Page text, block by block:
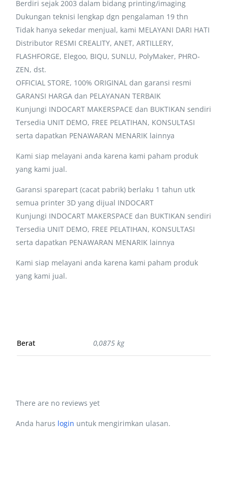
Berdiri sejak 2003 dalam bidang printing/imaging
Dukungan teknisi lengkap dgn pengalaman 19 thn
Tidak hanya sekedar menjual, kami MELAYANI DARI HATI
Distributor RESMI CREALITY, ANET, ARTILLERY,
FLASHFORGE, Elegoo, BIQU, SUNLU, PolyMaker, PHRO-
ZEN, dst.
OFFICIAL STORE, 100% ORIGINAL dan garansi resmi
GARANSI HARGA dan PELAYANAN TERBAIK
Kunjungi INDOCART MAKERSPACE dan BUKTIKAN sendiri
Tersedia UNIT DEMO, FREE PELATIHAN, KONSULTASI
serta dapatkan PENAWARAN MENARIK lainnya
Kami siap melayani anda karena kami paham produk
yang kami jual.
Garansi sparepart (cacat pabrik) berlaku 1 tahun utk
semua printer 3D yang dijual INDOCART
Kunjungi INDOCART MAKERSPACE dan BUKTIKAN sendiri
Tersedia UNIT DEMO, FREE PELATIHAN, KONSULTASI
serta dapatkan PENAWARAN MENARIK lainnya
Kami siap melayani anda karena kami paham produk
yang kami jual.
Berat 0,0875 kg
There are no reviews yet
Anda harus login untuk mengirimkan ulasan.